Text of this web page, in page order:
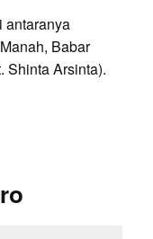
antaranya
Babar
Shinta Arsinta).